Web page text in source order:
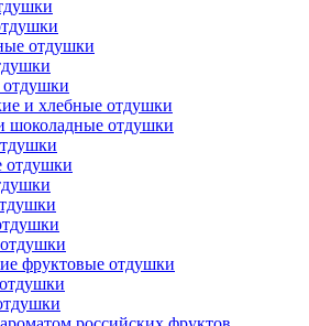
отдушки
и хлебные отдушки
шоколадные отдушки
отдушки
фруктовые отдушки